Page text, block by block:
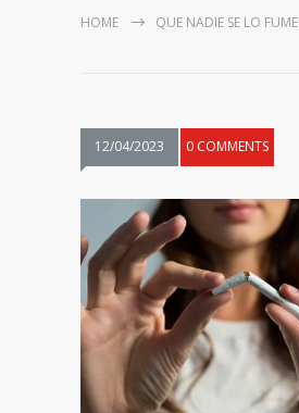
HOME QUE NADIE SE LO FUME
12/04/2023 0 COMMENTS